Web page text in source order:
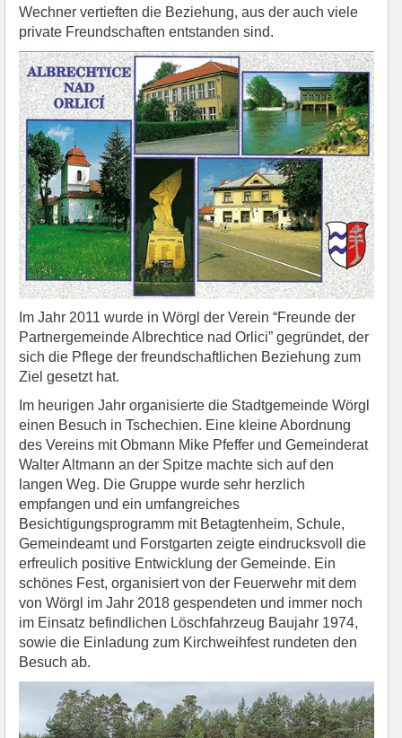
Wechner vertieften die Beziehung, aus der auch viele
private Freundschaften entstanden sind.
Im Jahr 2011 wurde in Wörgl der Verein “Freunde der
Partnergemeinde Albrechtice nad Orlici” gegründet, der
sich die Pflege der freundschaftlichen Beziehung zum
Ziel gesetzt hat.
Im heurigen Jahr organisierte die Stadtgemeinde Wörgl
einen Besuch in Tschechien. Eine kleine Abordnung
des Vereins mit Obmann Mike Pfeffer und Gemeinderat
Walter Altmann an der Spitze machte sich auf den
langen Weg. Die Gruppe wurde sehr herzlich
empfangen und ein umfangreiches
Besichtigungsprogramm mit Betagtenheim, Schule,
Gemeindeamt und Forstgarten zeigte eindrucksvoll die
erfreulich positive Entwicklung der Gemeinde. Ein
schönes Fest, organisiert von der Feuerwehr mit dem
von Wörgl im Jahr 2018 gespendeten und immer noch
im Einsatz befindlichen Löschfahrzeug Baujahr 1974,
sowie die Einladung zum Kirchweihfest rundeten den
Besuch ab.